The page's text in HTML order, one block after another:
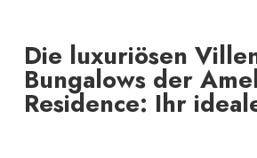
Die luxuriösen
Bungalows der
Residence: Ihr